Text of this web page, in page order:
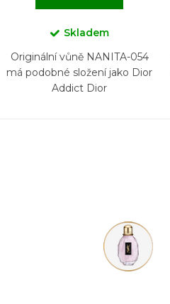
Skladem
Originální vůně NANITA-054
má podobné složení jako Dior
Addict Dior